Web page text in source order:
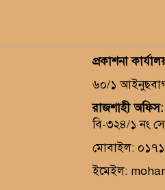
প্রকাশনা
৬০/১
রাজশাহী অফিস:
বি-৩২৪/১ নং
মোবাইল:
ইমেইল: